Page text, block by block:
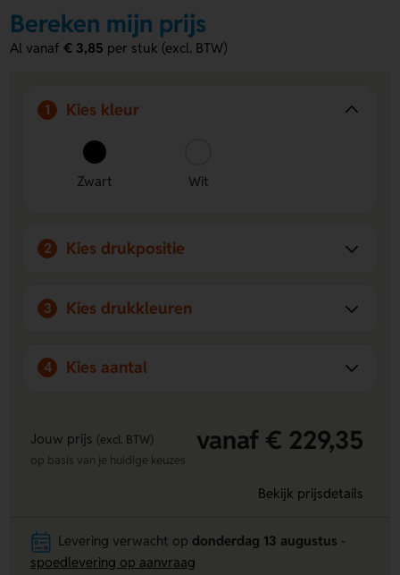
laten zien!
Bereken mijn prijs
Al vanaf€ 3,85 per stuk (excl. BTW)
1 Kies kleur
Zwart Wit
2 Kies drukpositie
3 Kies drukkleuren
4 Kies aantal
Jouw prijs (excl. BTW) vanaf € 229,35
op basis van je huidige keuzes
Bekijk prijsdetails
Levering verwacht op donderdag 13 augustus
spoedlevering op aanvraag